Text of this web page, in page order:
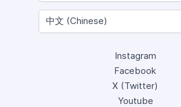
Instagram
Facebook
X (Twitter)
Youtube